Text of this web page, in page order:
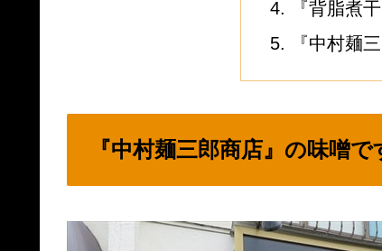
『背脂煮
『中村麺
『中村麺三郎商店』の味噌で